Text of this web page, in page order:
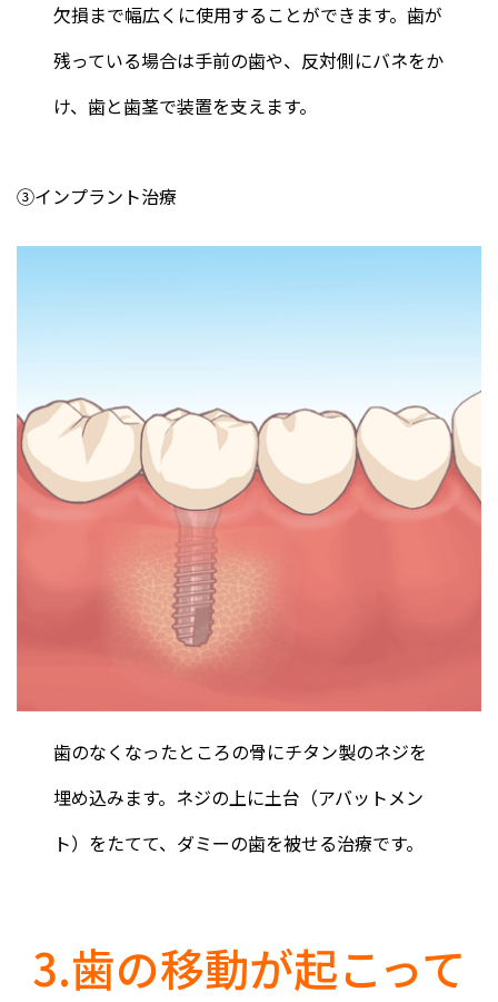
欠損まで幅広くに使用することができます。歯が
残っている場合は手前の歯や、反対側にバネをか
け、歯と歯茎で装置を支えます。
③インプラント治療
歯のなくなったところの骨にチタン製のネジを
埋め込みます。ネジの上に土台（アバットメン
ト）をたてて、ダミーの歯を被せる治療です。
3.歯の移動が起こって